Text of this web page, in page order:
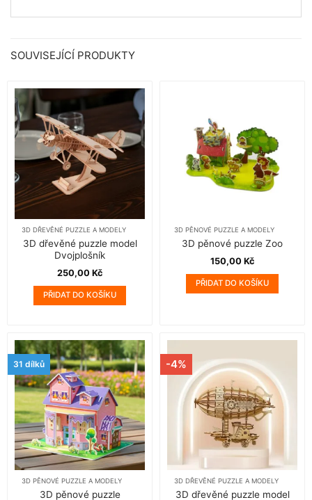
SOUVISEJÍCÍ PRODUKTY
3D DŘEVĚNÉ PUZZLE A MODELY
3D dřevěné puzzle model
Dvojplošník
250,00 Kč
PŘIDAT DO KOŠÍKU
3D PĚNOVÉ PUZZLE A MODELY
3D pěnové puzzle Zoo
150,00 Kč
PŘIDAT DO KOŠÍKU
31 dílků
3D PĚNOVÉ PUZZLE A MODELY
3D pěnové puzzle
-4%
3D DŘEVĚNÉ PUZZLE A MODELY
3D dřevěné puzzle model